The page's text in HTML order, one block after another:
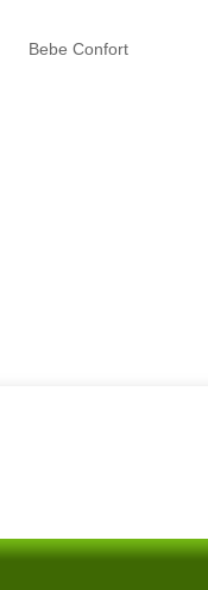
Bebe Confort